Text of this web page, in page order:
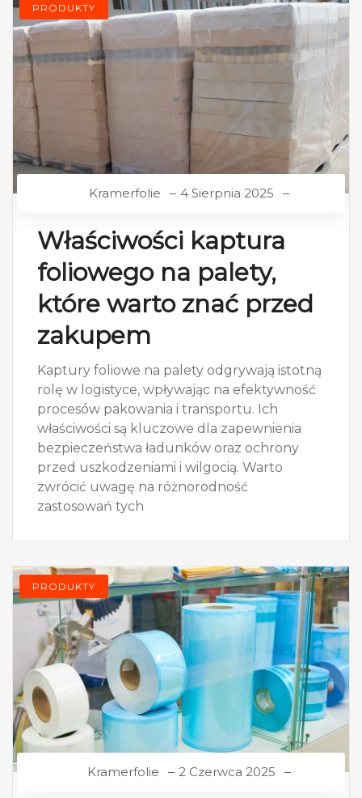
PRODUKTY
Kramerfolie 4 Sierpnia 2025
Właściwości kaptura
foliowego na palety,
które warto znać przed
zakupem
Kaptury foliowe na palety odgrywają istotną
rolę w logistyce, wpływając na efektywność
procesów pakowania i transportu. Ich
właściwości są kluczowe dla zapewnienia
bezpieczeństwa ładunków oraz ochrony
przed uszkodzeniami i wilgocią. Warto
zwrócić uwagę na różnorodność
zastosowań tych
PRODUKTY
Kramerfolie 2 Czerwca 2025